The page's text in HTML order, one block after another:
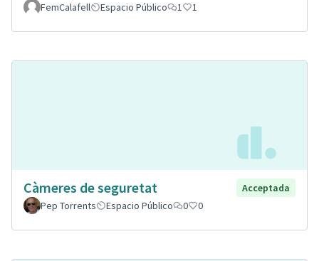
FemCalafell Espacio Público 1 1
Càmeres de seguretat
Acceptada
Pep Torrents
Espacio Público 0 0